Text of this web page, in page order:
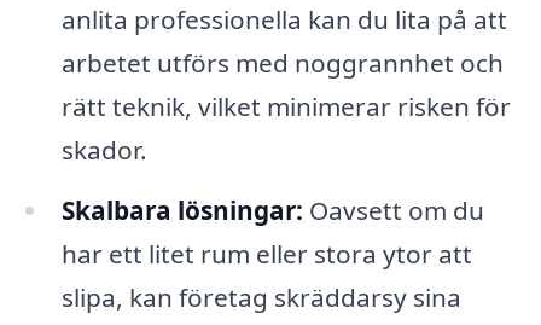
anlita professionella kan du lita på att
arbetet utförs med noggrannhet och
rätt teknik, vilket minimerar risken för
skador.
Skalbara lösningar: Oavsett om du
har ett litet rum eller stora ytor att
slipa, kan företag skräddarsy sina